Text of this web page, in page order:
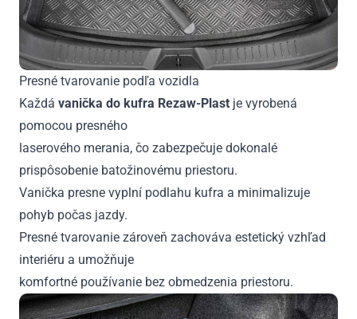
Presné tvarovanie podľa vozidla
Každá vanička do kufra Rezaw-Plast je vyrobená
pomocou presného
laserového merania, čo zabezpečuje dokonalé
prispôsobenie batožinovému priestoru.
Vanička presne vyplní podlahu kufra a minimalizuje
pohyb počas jazdy.
Presné tvarovanie zároveň zachováva estetický vzhľad
interiéru a umožňuje
komfortné používanie bez obmedzenia priestoru.